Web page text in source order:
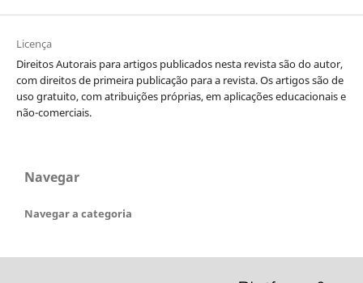
Licença
Direitos Autorais para artigos publicados nesta revista são do autor,
com direitos de primeira publicação para a revista. Os artigos são de
uso gratuito, com atribuições próprias, em aplicações educacionais e
não-comerciais.
Navegar
Navegar a categoria